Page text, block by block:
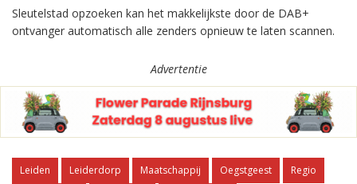
Sleutelstad opzoeken kan het makkelijkste door de DAB+
ontvanger automatisch alle zenders opnieuw te laten scannen.
Advertentie
Leiden Leiderdorp Maatschappij Oegstgeest
Regio